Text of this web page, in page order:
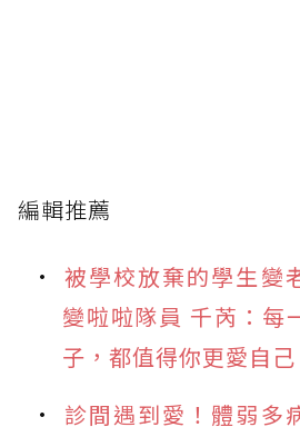
編輯推薦
被學校放棄的學生變
變啦啦隊員 千芮：每
子，都值得你更愛自己
診間遇到愛！體弱多